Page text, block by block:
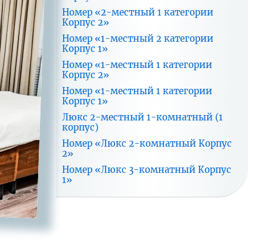
Номер «2-местный 1 категории
Корпус 2»
Номер «1-местный 2 категории
Корпус 1»
Номер «1-местный 1 категории
Корпус 2»
Номер «1-местный 1 категории
Корпус 1»
Люкс 2-местный 1-комнатный (1
корпус)
Номер «Люкс 2-комнатный Корпус
2»
Номер «Люкс 3-комнатный Корпус
1»